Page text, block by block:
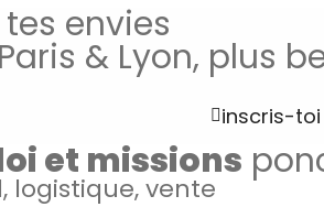
envies
& Lyon, plus
inscris-toi
et missions
logistique, vente